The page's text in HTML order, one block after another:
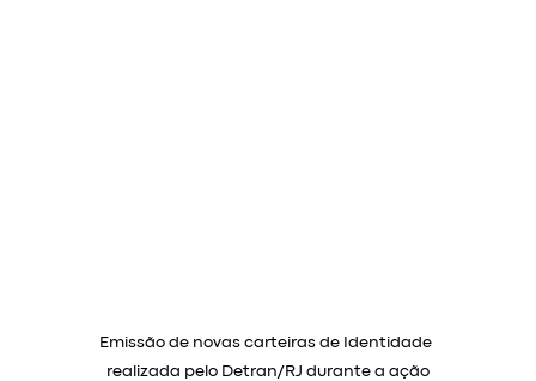
Emissão de novas carteiras de Identidade
realizada pelo Detran/RJ durante a ação